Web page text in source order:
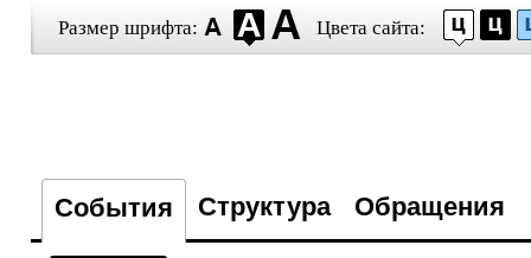
Размер шрифта: Цвета сайта:
События Структура Обращения